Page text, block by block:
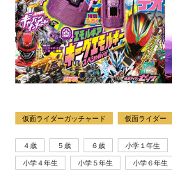
仮面ライダーガッチャード 仮面ライダー
４歳 ５歳 ６歳 小学１年生
小学４年生
小学５年生 小学６年生